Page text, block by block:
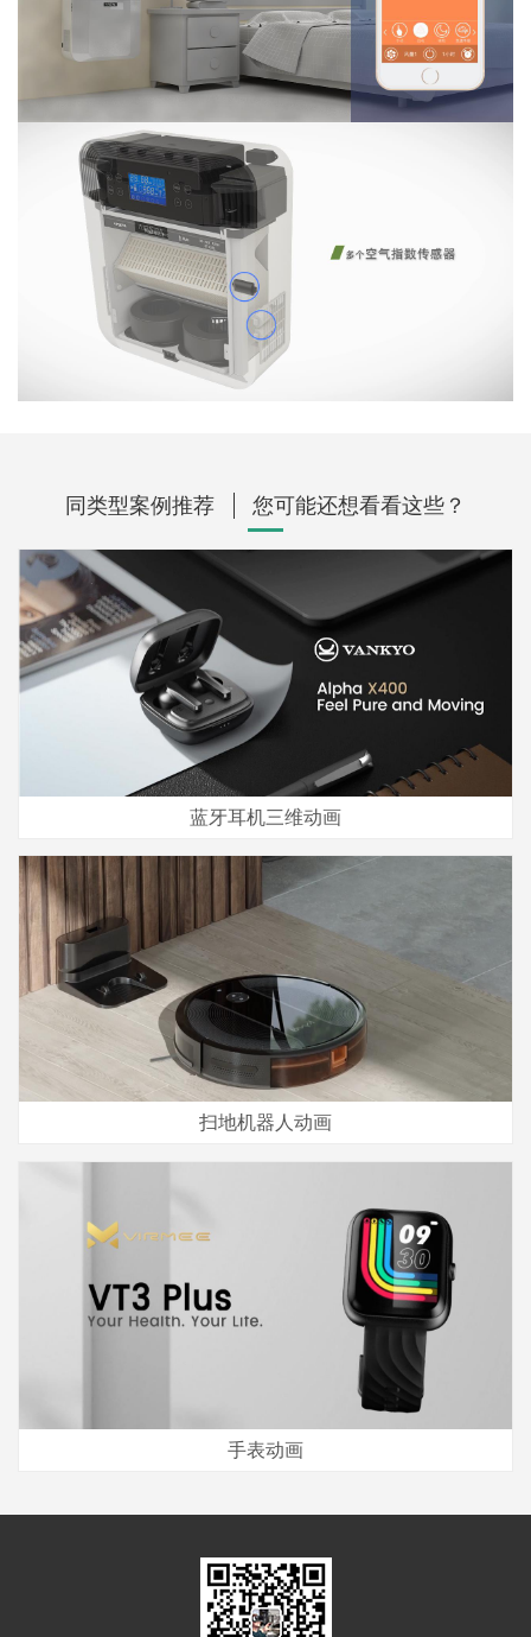
同类型案例推荐 您可能还想看看这些？
蓝牙耳机三维动画
扫地机器人动画
手表动画